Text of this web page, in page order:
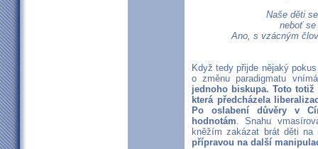
Naše děti
neboť
Ano, s vzácným
Když tedy přijde nějaký
o změnu paradigmatu
jednoho biskupa. Toto
která předcházela
Po oslabení důvěry v
hodnotám. Snahu
kněžím zakázat brát děti
přípravou na další